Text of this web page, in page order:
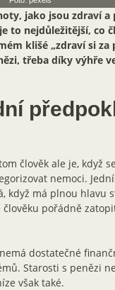
jako jsou zdraví a
to nejdůležitější, co
klišé „zdraví si za
třeba díky výhře
člověk ale je, když
nemoci.
když má plnou hlavu
pořádně
dostatečné
Starosti s penězi
však také.